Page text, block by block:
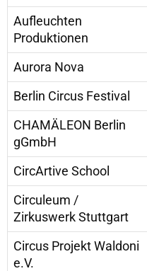
Aufleuchten
Produktionen
Aurora Nova
Berlin Circus Festival
CHAMÄLEON Berlin
gGmbH
CircArtive School
Circuleum /
Zirkuswerk Stuttgart
Circus Projekt Waldoni
e.V.